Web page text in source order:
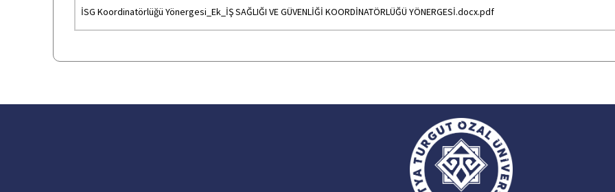
İSG Koordinatörlüğü Yönergesi_Ek_İŞ SAĞLIĞI VE GÜVENLİĞİ KOORDİNATÖRLÜĞÜ YÖNERGESİ.docx.pdf